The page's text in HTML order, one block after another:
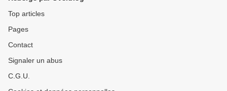
Top articles
Pages
Contact
Signaler un abus
C.G.U.